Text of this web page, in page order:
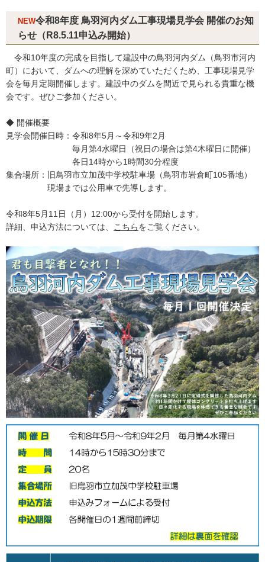
NEW令和8年度 鳥羽河内ダム工事現場見学会 開催のお知
らせ（R8.5.11申込み開始）
令和10年度の完成を目指して建設中の鳥羽河内ダム（鳥羽市河内
町）において、ダムへの理解を深めていただくため、工事現場見学
会を毎月定期開催します。建設中のダムを間近で見られる貴重な機
会です。ぜひご参加ください。
◆ 開催概要
見学会開催日時：令和8年5月～令和9年2月
毎月第4水曜日（祝日の場合は第4木曜日に開催）
各日14時から1時間30分程度
集合場所：旧鳥羽市立加茂中学校駐車場（鳥羽市岩倉町105番地）
現場までは公用車で先導します。
令和8年5月11日（月）12:00から受付を開始します。
詳細、申込方法については、
こちらをご覧ください。